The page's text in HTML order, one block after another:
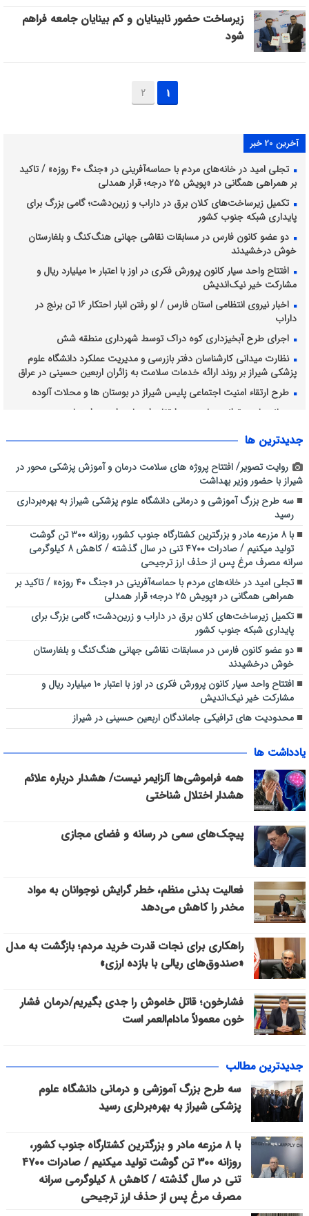
زیرساخت‌ حضور نابینایان و کم بینایان جامعه فراهم
شود
1
2
آخرین 20 خبر
تجلی امید در خانه‌های مردم با حماسه‌آفرینی در «جنگ ۴۰ روزه» / تاکید
بر همراهی همگانی در «پویش ۲۵ درجه؛ قرار همدلی
تکمیل زیرساخت‌های کلان برق در داراب و زرین‌دشت؛ گامی بزرگ برای
پایداری شبکه جنوب کشور
دو عضو کانون فارس در مسابقات نقاشی جهانی هنگ‌کنگ و بلغارستان
خوش درخشیدند
افتتاح واحد سیار کانون پرورش فکری در اوز با اعتبار ۱۰ میلیارد ریال و
مشارکت خیر نیک‌اندیش
اخبار نیروی انتظامی استان فارس / لو رفتن انبار احتکار 16 تن برنج در
داراب
اجرای طرح آبخیزداری کوه دراک توسط شهرداری منطقه شش
نظارت میدانی کارشناسان دفتر بازرسی و مدیریت عملکرد دانشگاه علوم
پزشکی شیراز بر روند ارائه خدمات سلامت به زائران اربعین حسینی در عراق
طرح ارتقاء امنیت اجتماعی پلیس شیراز در بوستان ها و محلات آلوده
رسانه، بازوی توانمند پلیس در ارتقای احساس امنیت اجتماعی
فرهنگ عاشورا، محور همدلی و خدمت در ستاد اربعین حسینی شهرداری
شیراز
جديدترين ها
روایت تصویر/ افتتاح پروژه های سلامت درمان و آموزش پزشکی محور در
شیراز با حضور وزیر بهداشت
سه طرح بزرگ آموزشی و درمانی دانشگاه علوم پزشکی شیراز به بهره‌برداری
رسید
با ۸ مزرعه مادر و بزرگترین کشتارگاه جنوب کشور، روزانه ۳۰۰ تن گوشت
تولید میکنیم / صادرات ۴۷۰۰ تنی در سال گذشته / کاهش ۸ کیلوگرمی
سرانه مصرف مرغ پس از حذف ارز ترجیحی
تجلی امید در خانه‌های مردم با حماسه‌آفرینی در «جنگ ۴۰ روزه» / تاکید بر
همراهی همگانی در «پویش ۲۵ درجه؛ قرار همدلی
تکمیل زیرساخت‌های کلان برق در داراب و زرین‌دشت؛ گامی بزرگ برای
پایداری شبکه جنوب کشور
دو عضو کانون فارس در مسابقات نقاشی جهانی هنگ‌کنگ و بلغارستان
خوش درخشیدند
افتتاح واحد سیار کانون پرورش فکری در اوز با اعتبار ۱۰ میلیارد ریال و
مشارکت خیر نیک‌اندیش
محدودیت های ترافیکی جاماندگان اربعین حسینی در شیراز
یادداشت ها
همه فراموشی‌ها آلزایمر نیست/ هشدار درباره علائم
هشدار اختلال شناختی
پیچک‌های سمی در رسانه و فضای مجازی
فعالیت بدنی منظم، خطر گرایش نوجوانان به مواد
مخدر را کاهش می‌دهد
راهکاری برای نجات قدرت خرید مردم؛ بازگشت به مدل
«صندوق‌های ریالی با بازده ارزی»
فشارخون؛ قاتل خاموش را جدی بگیریم/درمان فشار
خون معمولاً مادام‌العمر است
جدیدترین مطالب
سه طرح بزرگ آموزشی و درمانی دانشگاه علوم
پزشکی شیراز به بهره‌برداری رسید
با ۸ مزرعه مادر و بزرگترین کشتارگاه جنوب کشور،
روزانه ۳۰۰ تن گوشت تولید میکنیم / صادرات ۴۷۰۰
تنی در سال گذشته / کاهش ۸ کیلوگرمی سرانه
مصرف مرغ پس از حذف ارز ترجیحی